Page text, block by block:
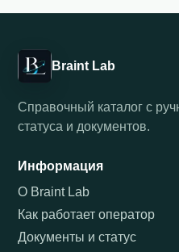
Braint Lab
Справочный каталог с
статуса и документов.
Информация
О Braint Lab
Как работает оператор
Документы и статус